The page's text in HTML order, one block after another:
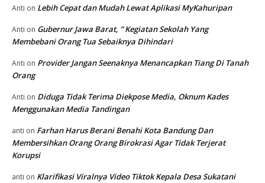
Anti on Lebih Cepat dan Mudah Lewat Aplikasi MyKahuripan
Anti on Gubernur Jawa Barat, ” Kegiatan Sekolah Yang
Membebani Orang Tua Sebaiknya Dihindari
Anti on Provider Jangan Seenaknya Menancapkan Tiang Di Tanah
Orang
Anti on Diduga Tidak Terima Diekpose Media, Oknum Kades
Menggunakan Media Tandingan
anti on Farhan Harus Berani Benahi Kota Bandung Dan
Membersihkan Orang Orang Birokrasi Agar Tidak Terjerat
Korupsi
anti on Klarifikasi Viralnya Video Tiktok Kepala Desa Sukatani